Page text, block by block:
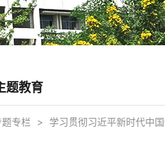
题教育
题专栏 > 学习贯彻习近平新时代中